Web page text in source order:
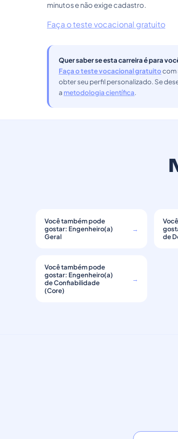
minutos e não exige cadastro.
Faça o teste vocacional gratuito
Quer saber se esta carreira é para
Faça o teste vocacional gratuitocom
obter seu perfil personalizado. Se
a metodologia científica.
Você também pode
gostar: Engenheiro(a)
Geral
→
de
Você também pode
gostar: Engenheiro(a)
de Confiabilidade
(Core)
→